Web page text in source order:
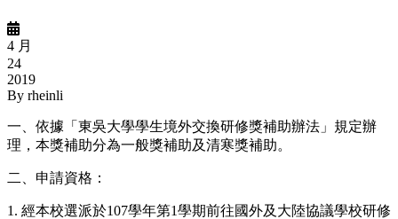
4 月
24
2019
By rheinli
一、依據「東吳大學學生境外交換研修獎補助辦法」規定辦
理，本獎補助分為一般獎補助及清寒獎補助。
二、申請資格：
1. 經本校選派於107學年第1學期前往國外及大陸協議學校研修